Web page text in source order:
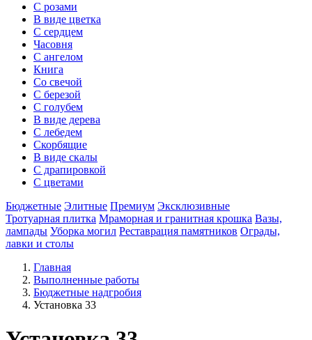
С розами
В виде цветка
С сердцем
Часовня
С ангелом
Книга
Со свечой
С березой
С голубем
В виде дерева
С лебедем
Скорбящие
В виде скалы
С драпировкой
С цветами
Бюджетные Элитные Премиум Эксклюзивные
Тротуарная плитка Мраморная и гранитная крошка Вазы,
лампады Уборка могил Реставрация памятников Ограды,
лавки и столы
Главная
Выполненные работы
Бюджетные надгробия
Установка 33